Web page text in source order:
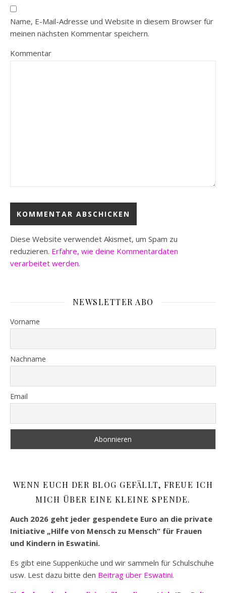
Name, E-Mail-Adresse und Website in diesem Browser für
meinen nächsten Kommentar speichern.
Kommentar
Diese Website verwendet Akismet, um Spam zu
reduzieren. Erfahre, wie deine Kommentardaten
verarbeitet werden.
NEWSLETTER ABO
Vorname
Nachname
Email
WENN EUCH DER BLOG GEFÄLLT, FREUE ICH
MICH ÜBER EINE KLEINE SPENDE.
Auch 2026 geht jeder gespendete Euro an die private
Initiative „Hilfe von Mensch zu Mensch“ für Frauen
und Kindern in Eswatini.
Es gibt eine Suppenküche und wir sammeln für Schulschuhe
usw. Lest dazu bitte den Beitrag über Eswatini.